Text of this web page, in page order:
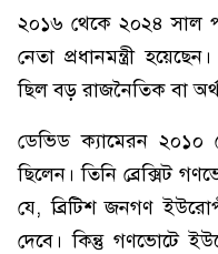
২০১৬ থেকে ২০২৪ সাল
নেতা প্রধানমন্ত্রী
ছিল বড় রাজনৈতিক বা
ডেভিড ক্যামেরন ২০১০
ছিলেন। তিনি ব্রেক্সিট
যে, ব্রিটিশ জনগণ
দেবে। কিন্তু গণভোটে